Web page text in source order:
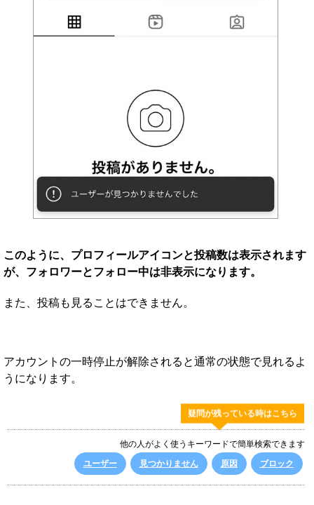
このように、プロフィールアイコンと投稿数は表示されます
が、フォロワーとフォロー中は非表示になります。
また、投稿も見ることはできません。
アカウントの一時停止が解除されると通常の状態で見れるよ
うになります。
疑問が残っている時はこちら
他の人がよく使うキーワードで簡単検索できます
ユーザー
見つかりません 原因 ブロック